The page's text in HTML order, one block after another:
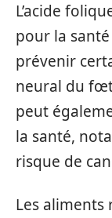
L’acide
pour la
prévenir
neural du
peut
la santé,
risque de
Les aliments